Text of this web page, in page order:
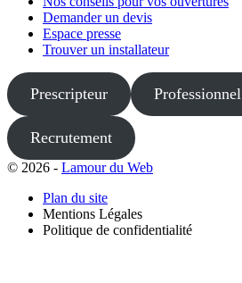
Demander un devis
Espace presse
Trouver un installateur
Prescripteur Professionnel
Recrutement
© 2026 - Lamour du Web
Plan du site
Mentions Légales
Politique de confidentialité